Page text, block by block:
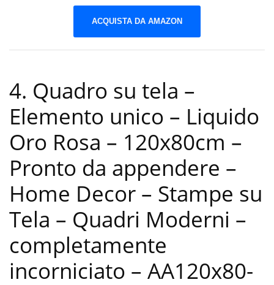
ACQUISTA DA AMAZON
4. Quadro su tela –
Elemento unico – Liquido
Oro Rosa – 120x80cm –
Pronto da appendere –
Home Decor – Stampe su
Tela – Quadri Moderni –
completamente
incorniciato – AA120x80-